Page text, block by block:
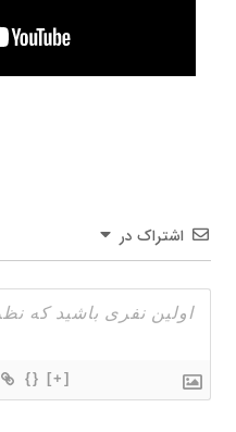
اشتراک در
{} [+]